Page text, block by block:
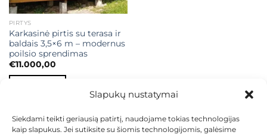
Slapukų nustatymai
Siekdami teikti geriausią patirtį, naudojame tokias technologijas
kaip slapukus. Jei sutiksite su šiomis technologijomis, galėsime
PIRTYS
Karkasinė pirtis su terasa ir
baldais 3,5×6 m – modernus
poilsio sprendimas
€11.000,00